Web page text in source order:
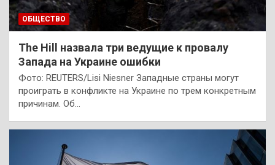
ОБЩЕСТВО
The Hill назвала три ведущие к провалу
Запада на Украине ошибки
Фото: REUTERS/Lisi Niesner Западные страны могут
проиграть в конфликте на Украине по трем конкретным
причинам. Об…